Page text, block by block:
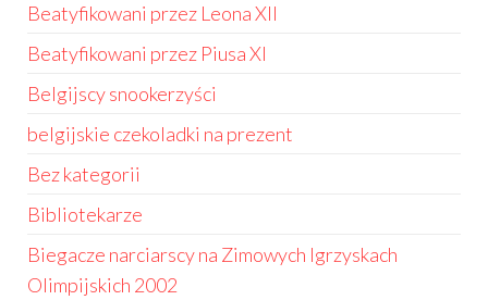
Beatyfikowani przez Leona XII
Beatyfikowani przez Piusa XI
Belgijscy snookerzyści
belgijskie czekoladki na prezent
Bez kategorii
Bibliotekarze
Biegacze narciarscy na Zimowych Igrzyskach
Olimpijskich 2002